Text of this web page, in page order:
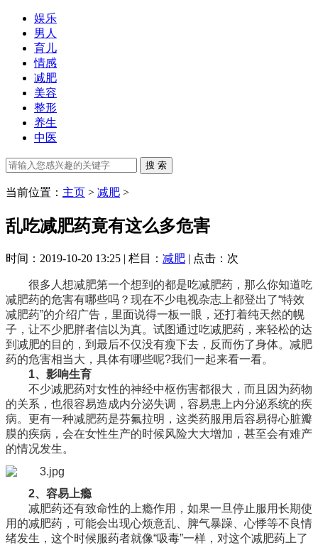
娱乐
男人
育儿
情感
减肥
美容
整形
养生
中医
当前位置： 主页 > 减肥 >
乱吃减肥药竟有这么多危害
时间：2019-10-20 13:25 | 栏目： 减肥 | 点击： 次
很多人想减肥第一个想到的都是吃减肥药，那么你知道吃
减肥药的危害有哪些吗？现在不少电视杂志上都登出了“特效
减肥药”的介绍广告，里面说得一板一眼，还打着纯天然的幌
子，让不少肥胖者信以为真。试图通过吃减肥药，来轻松的达
到减肥的目的，到最后不仅没有瘦下去，反而伤了身体。减肥
药的危害相当大，具体有哪些呢?我们一起来看一看。
1、影响生育
不少减肥药对女性的神经中枢伤害都很大，而且因为药物
的关系，也很容易造成内分泌失调，容易患上内分泌系统的疾
病。更有一种减肥药是芬氟拉明，这类药服用后容易得心脏瓣
膜的疾病，会在女性生产的时候风险大大增加，甚至会有难产
的情况发生。
2、容易上瘾
减肥药还有致命性的上瘾作用，如果一旦停止服用长期使
用的减肥药，可能会出现心烦意乱、脾气暴躁、心悸等不良情
绪发生，这个时候服药者就像“吸毒”一样，对这个减肥药上了